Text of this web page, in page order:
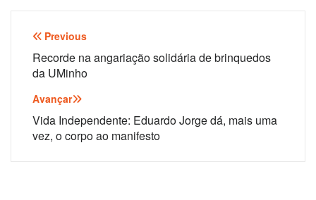
Navegação
de
artigos
Previous
Recorde na angariação solidária de brinquedos
da UMinho
Avançar
Vida Independente: Eduardo Jorge dá, mais uma
vez, o corpo ao manifesto